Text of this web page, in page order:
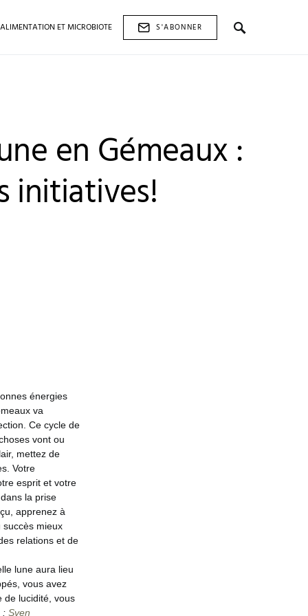
ALIMENTATION ET MICROBIOTE
S'ABONNER
en Gémeaux :
initiatives!
énergies
va
Ce cycle de
vont ou
mettez de
Votre
esprit et votre
la prise
apprenez à
succès mieux
relations et de
?
lune aura lieu
vous avez
de lucidité, vous
: Sven